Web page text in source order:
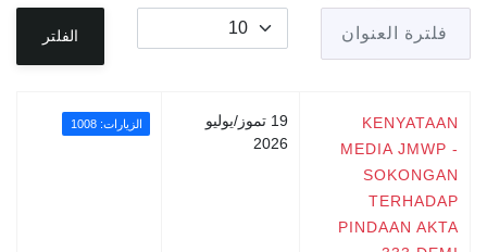
فلترة العنوان عدد الإظهارات:
الفلتر
KENYATAAN
MEDIA JMWP -
SOKONGAN
TERHADAP
PINDAAN AKTA
19 تموز/يوليو
2026
الزيارات: 1008